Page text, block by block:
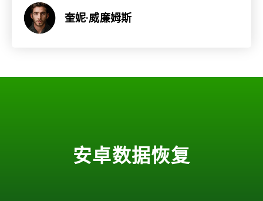
奎妮·威廉姆斯
安卓数据恢复